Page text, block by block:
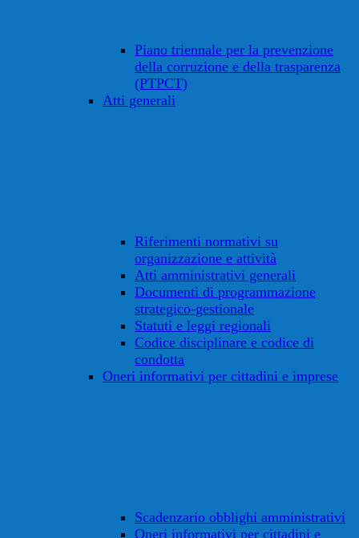
Piano triennale per la prevenzione
della corruzione e della trasparenza
(PTPCT)
Atti generali
Riferimenti normativi su
organizzazione e attività
Atti amministrativi generali
Documenti di programmazione
strategico-gestionale
Statuti e leggi regionali
Codice disciplinare e codice di
condotta
Oneri informativi per cittadini e imprese
Scadenzario obblighi amministrativi
Oneri informativi per cittadini e